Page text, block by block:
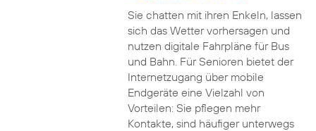
Sie chatten mit ihren Enkeln, lassen
sich das Wetter vorhersagen und
nutzen digitale Fahrpläne für Bus
und Bahn. Für Senioren bietet der
Internetzugang über mobile
Endgeräte eine Vielzahl von
Vorteilen: Sie pflegen mehr
Kontakte, sind häufiger unterwegs